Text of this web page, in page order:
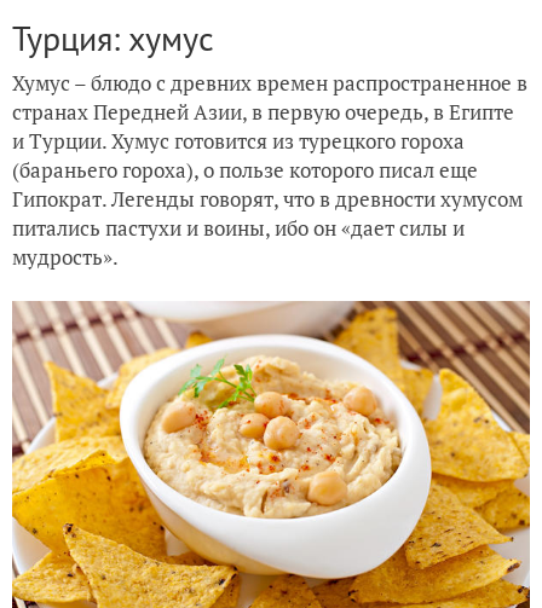
Турция: хумус
Хумус – блюдо с древних времен распространенное в
странах Передней Азии, в первую очередь, в Египте
и Турции. Хумус готовится из турецкого гороха
(бараньего гороха), о пользе которого писал еще
Гипократ. Легенды говорят, что в древности хумусом
питались пастухи и воины, ибо он «дает силы и
мудрость».